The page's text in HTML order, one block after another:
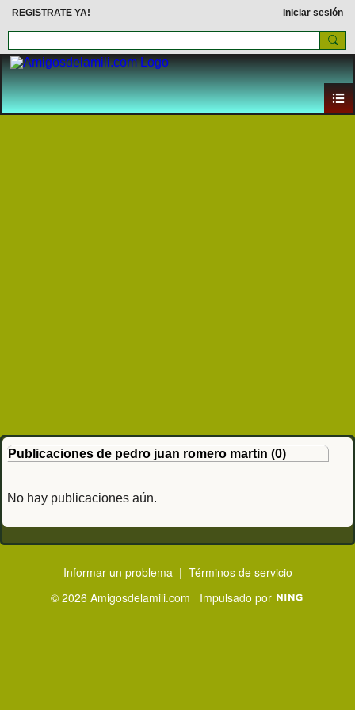
REGISTRATE YA! Iniciar sesión
Publicaciones de pedro juan romero martin (0)
No hay publicaciones aún.
Informar un problema | Términos de servicio
© 2026 Amigosdelamili.com Impulsado por